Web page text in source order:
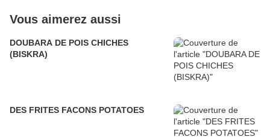
Vous aimerez aussi
DOUBARA DE POIS CHICHES
(BISKRA)
DES FRITES FACONS POTATOES